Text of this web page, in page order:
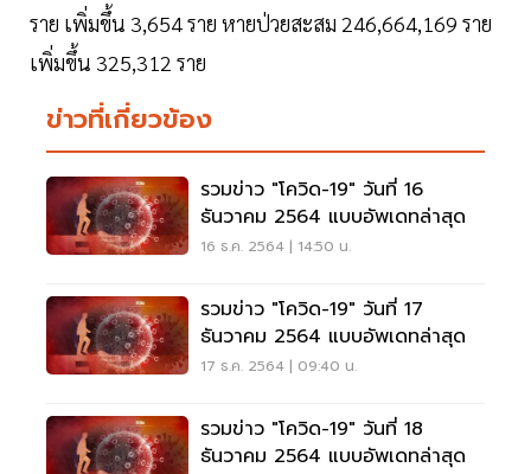
ราย เพิ่มขึ้น 3,654 ราย หายป่วยสะสม 246,664,169 ราย
เพิ่มขึ้น 325,312 ราย
ข่าวที่เกี่ยวข้อง
รวมข่าว "โควิด-19" วันที่ 16
ธันวาคม 2564 แบบอัพเดทล่าสุด
16 ธ.ค. 2564 | 14:50 น.
รวมข่าว "โควิด-19" วันที่ 17
ธันวาคม 2564 แบบอัพเดทล่าสุด
17 ธ.ค. 2564 | 09:40 น.
รวมข่าว "โควิด-19" วันที่ 18
ธันวาคม 2564 แบบอัพเดทล่าสุด